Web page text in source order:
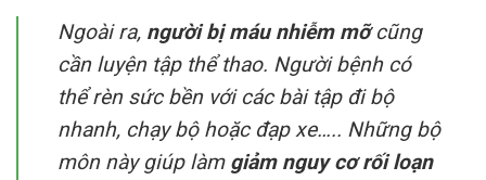
Ngoài ra, người bị máu nhiễm mỡcũng
cần luyện tập thể thao. Người bệnh có
thể rèn sức bền với các bài tập đi bộ
nhanh, chạy bộ hoặc đạp xe….. Những bộ
môn này giúp làm giảm nguy cơ rối loạn